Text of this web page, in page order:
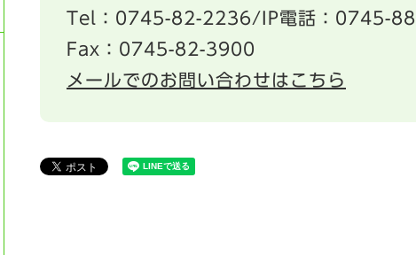
Tel：0745-82-2236/IP電話：0745-
Fax：0745-82-3900
メールでのお問い合わせはこちら